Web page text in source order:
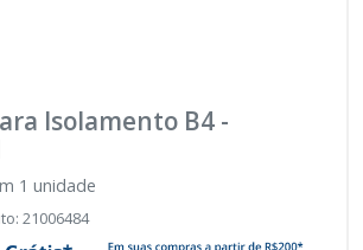
Isolamento B4 -
1 unidade
: 21006484